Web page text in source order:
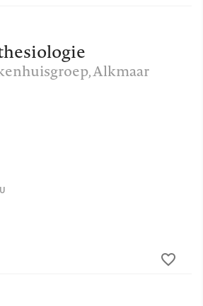
, Alkmaar